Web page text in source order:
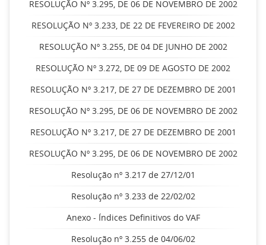
RESOLUÇÃO Nº 3.295, DE 06 DE NOVEMBRO DE 2002
RESOLUÇÃO Nº 3.233, DE 22 DE FEVEREIRO DE 2002
RESOLUÇÃO Nº 3.255, DE 04 DE JUNHO DE 2002
RESOLUÇÃO Nº 3.272, DE 09 DE AGOSTO DE 2002
RESOLUÇÃO Nº 3.217, DE 27 DE DEZEMBRO DE 2001
RESOLUÇÃO Nº 3.295, DE 06 DE NOVEMBRO DE 2002
RESOLUÇÃO Nº 3.217, DE 27 DE DEZEMBRO DE 2001
RESOLUÇÃO Nº 3.295, DE 06 DE NOVEMBRO DE 2002
Resolução nº 3.217 de 27/12/01
Resolução nº 3.233 de 22/02/02
Anexo - Índices Definitivos do VAF
Resolução nº 3.255 de 04/06/02